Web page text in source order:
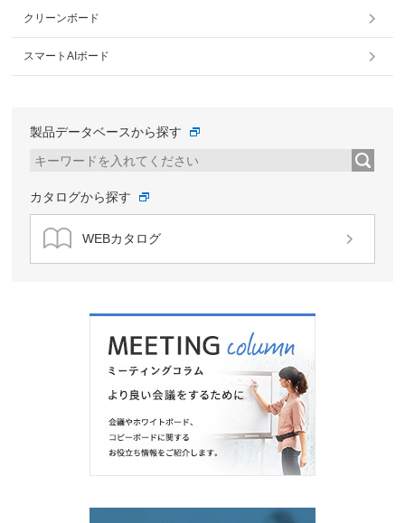
クリーンボード
スマートAIボード
製品データベースから探す
カタログから探す
WEBカタログ